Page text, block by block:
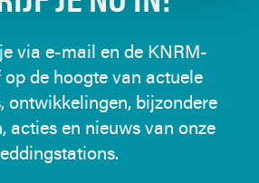
via e-mail en de KNRM-
de hoogte van actuele
ontwikkelingen, bijzondere
acties en nieuws van onze